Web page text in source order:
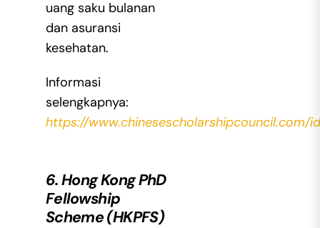
uang saku bulanan
dan asuransi
kesehatan.
Informasi
selengkapnya:
https://www.chinesescholarshipcouncil.com/
6. Hong Kong PhD
Fellowship
Scheme (HKPFS)